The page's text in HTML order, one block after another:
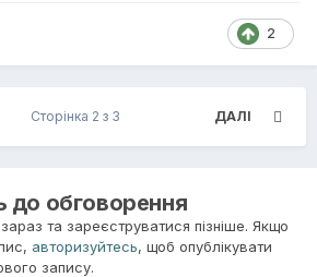
2
ДАЛІ
Сторінка 2 з 3
до обговорення
та зареєструватися пізніше. Якщо
авторизуйтесь, щоб опублікувати
запису.